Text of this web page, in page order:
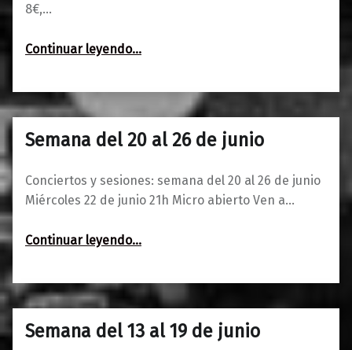
8€,…
Continuar leyendo“Huias + CIANURO – Sintes y atmósferas ensoñadoras”
…
Semana del 20 al 26 de junio
Conciertos y sesiones: semana del 20 al 26 de junio
Miércoles 22 de junio 21h Micro abierto Ven a…
Continuar leyendo“Semana del 20 al 26 de junio”
…
20/06/2016
0
Maravillas
Semana del 13 al 19 de junio
13/06/2016
0
Maravillas